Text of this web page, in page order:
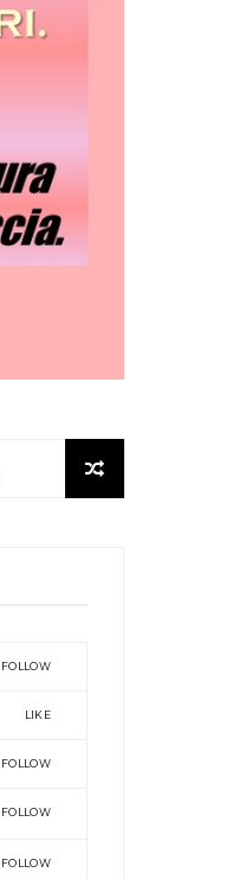
FOLLOW
LIKE
FOLLOW
FOLLOW
FOLLOW